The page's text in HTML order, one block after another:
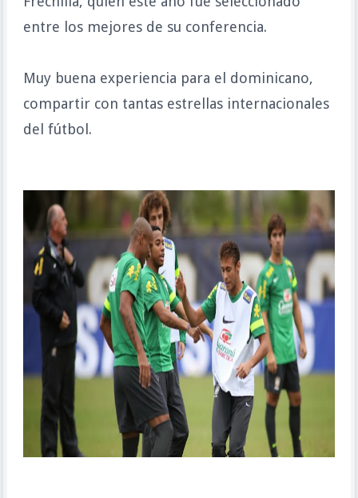
entre los mejores de su conferencia.
Muy buena experiencia para el dominicano,
compartir con tantas estrellas internacionales
del fútbol.